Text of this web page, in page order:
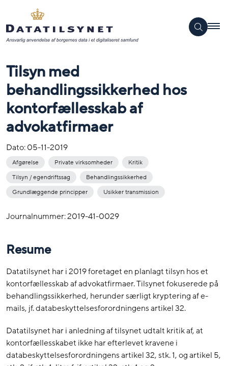
Tilsyn med
behandlingssikkerhed hos
kontorfællesskab af
advokatfirmaer
Dato:05-11-2019
Afgørelse Private virksomheder
Kritik
Tilsyn / egendriftssag
Behandlingssikkerhed
Grundlæggende principper
Usikker transmission
Journalnummer: 2019-41-0029
Resume
Datatilsynet har i 2019 foretaget en planlagt tilsyn hos et
kontorfællesskab af advokatfirmaer. Tilsynet fokuserede på
behandlingssikkerhed, herunder særligt kryptering af e-
mails, jf. databeskyttelsesforordningens artikel 32.
Datatilsynet har i anledning af tilsynet udtalt kritik af, at
kontorfællesskabet ikke har efterlevet kravene i
databeskyttelsesforordningens artikel 32, stk. 1, og artikel 5,